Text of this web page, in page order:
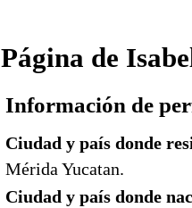
Página de
Información de
Ciudad y país donde
Mérida Yucatan.
Ciudad y país donde